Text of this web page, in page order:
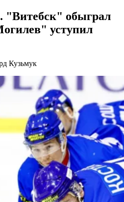
"Витебск" обыграл
уступил
Кузьмук